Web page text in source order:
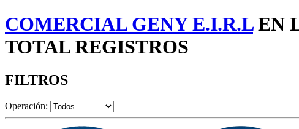
COMERCIAL GENY E.I.R.LEN
TOTAL REGISTROS
FILTROS
Operación: